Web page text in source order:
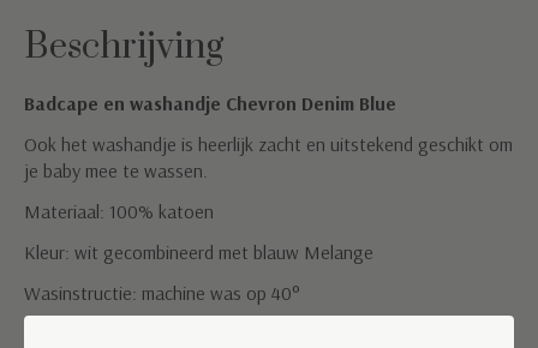
Beschrijving
Badcape en washandje Chevron Denim Blue
Ook het washandje is heerlijk zacht en uitstekend geschikt om
je baby mee te wassen.
Materiaal: 100% katoen
Kleur: wit gecombineerd met blauw Melange
Wasinstructie: machine was op 40°